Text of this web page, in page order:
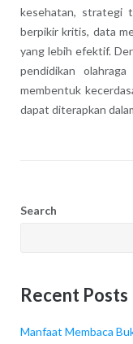
kesehatan, strategi
berpikir kritis, data
yang lebih efektif.
pendidikan
membentuk
dapat diterapkan
Search
Recent Posts
Manfaat Membaca